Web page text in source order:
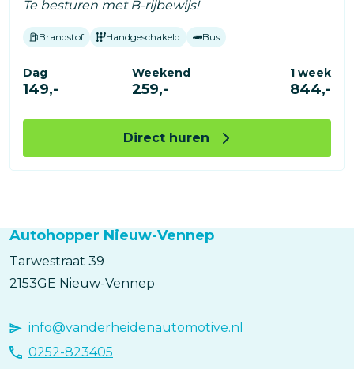
Te besturen met B-rijbewijs!
Brandstof Handgeschakeld Bus
Dag
149,-
Weekend
259,-
1 week
844,-
Direct huren
Autohopper Nieuw-Vennep
Tarwestraat 39
2153GE Nieuw-Vennep
info@vanderheidenautomotive.nl
0252-823405